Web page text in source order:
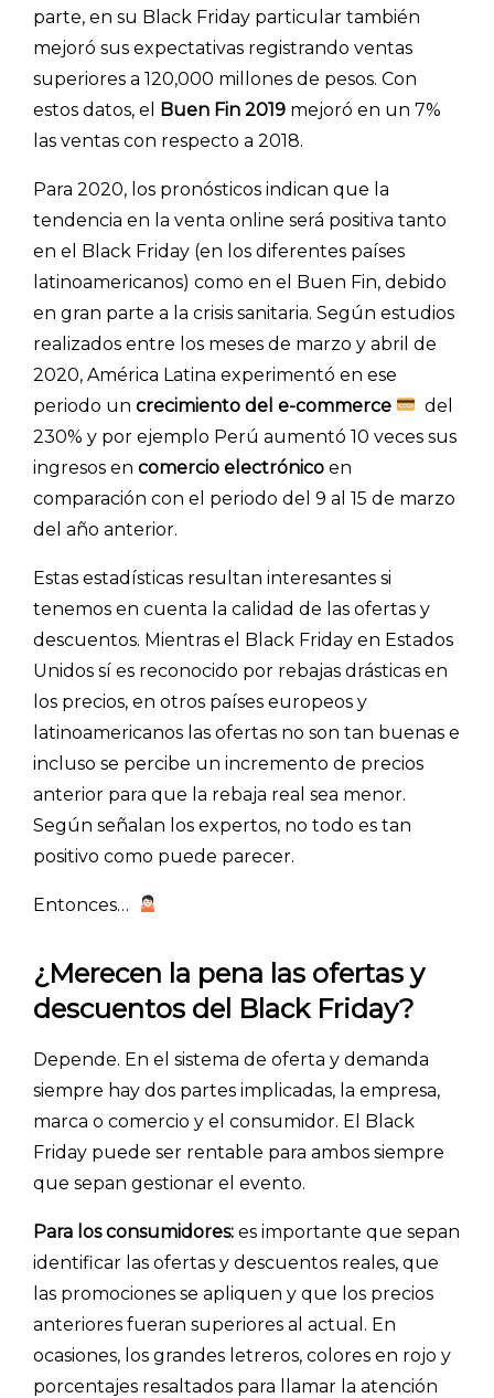
parte, en su Black Friday particular también
mejoró sus expectativas registrando ventas
superiores a 120,000 millones de pesos. Con
estos datos, el
Buen Fin 2019 mejoró en un 7%
las ventas con respecto a 2018.
Para 2020, los pronósticos indican que la
tendencia en la venta online será positiva tanto
en el Black Friday (en los diferentes países
latinoamericanos) como en el Buen Fin, debido
en gran parte a la crisis sanitaria. Según estudios
realizados entre los meses de marzo y abril de
2020, América Latina experimentó en ese
periodo un crecimiento del e-commerce
del
230% y por ejemplo Perú aumentó 10 veces sus
ingresos en comercio electrónico en
comparación con el periodo del 9 al 15 de marzo
del año anterior.
Estas estadísticas resultan interesantes si
tenemos en cuenta la calidad de las ofertas y
descuentos. Mientras el Black Friday en Estados
Unidos sí es reconocido por rebajas drásticas en
los precios, en otros países europeos y
latinoamericanos las ofertas no son tan buenas e
incluso se percibe un incremento de precios
anterior para que la rebaja real sea menor.
Según señalan los expertos, no todo es tan
positivo como puede parecer.
Entonces…
¿Merecen la pena las ofertas y
descuentos del Black Friday?
Depende. En el sistema de oferta y demanda
siempre hay dos partes implicadas, la empresa,
marca o comercio y el consumidor. El Black
Friday puede ser rentable para ambos siempre
que sepan gestionar el evento.
Para los consumidores: es importante que sepan
identificar las ofertas y descuentos reales, que
las promociones se apliquen y que los precios
anteriores fueran superiores al actual. En
ocasiones, los grandes letreros, colores en rojo y
porcentajes resaltados para llamar la atención